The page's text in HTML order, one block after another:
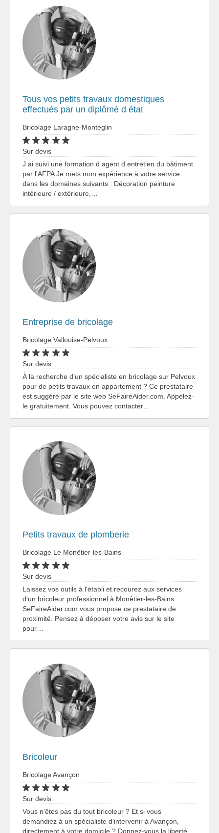
Tous vos petits travaux domestiques
effectués par un diplômé d état
Bricolage Laragne-Montéglin
Sur devis
J ai suivi une formation d agent d entretien du bâtiment
par l'AFPA Je mets mon expérience à votre service
dans les domaines suivants : Décoration peinture
intérieure / extérieure,…
Entreprise de bricolage
Bricolage Vallouise-Pelvoux
Sur devis
À la recherche d'un spécialiste en bricolage sur Pelvoux
pour de petits travaux en appartement ? Ce prestataire
est suggéré par le site web SeFaireAider.com. Appelez-
le gratuitement. Vous pouvez contacter…
Petits travaux de plomberie
Bricolage Le Monêtier-les-Bains
Sur devis
Laissez vos outils à l'établi et recourez aux services
d'un bricoleur professionnel à Monêtier-les-Bains.
SeFaireAider.com vous propose ce prestataire de
proximité. Pensez à déposer votre avis sur le site
pour…
Bricoleur
Bricolage Avançon
Sur devis
Vous n'êtes pas du tout bricoleur ? Et si vous
demandiez à un spécialiste d'intervenir à Avançon,
directement à votre domicile ? Donnez-vous la liberté